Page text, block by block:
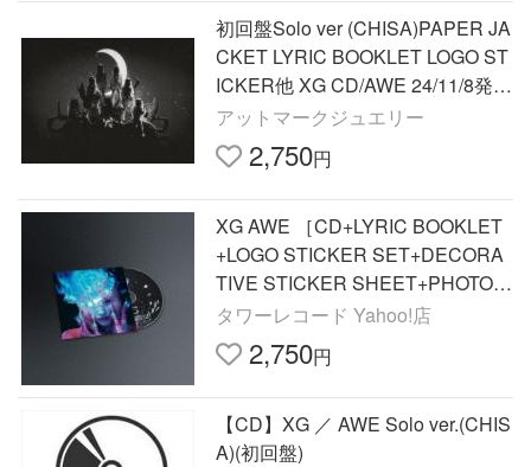
初回盤Solo ver (CHISA)PAPER JA
CKET LYRIC BOOKLET LOGO ST
ICKER他 XG CD/AWE 24/11/8発売
【オリコン加盟店】
アットマークジュエリー
2,750円
XG AWE ［CD+LYRIC BOOKLET
+LOGO STICKER SET+DECORA
TIVE STICKER SHEET+PHOTO C
ARD］＜初回盤/Solo ver. (CHISA)
＞ CD
タワーレコード Yahoo!店
2,750円
【CD】XG ／ AWE Solo ver.(CHIS
A)(初回盤)